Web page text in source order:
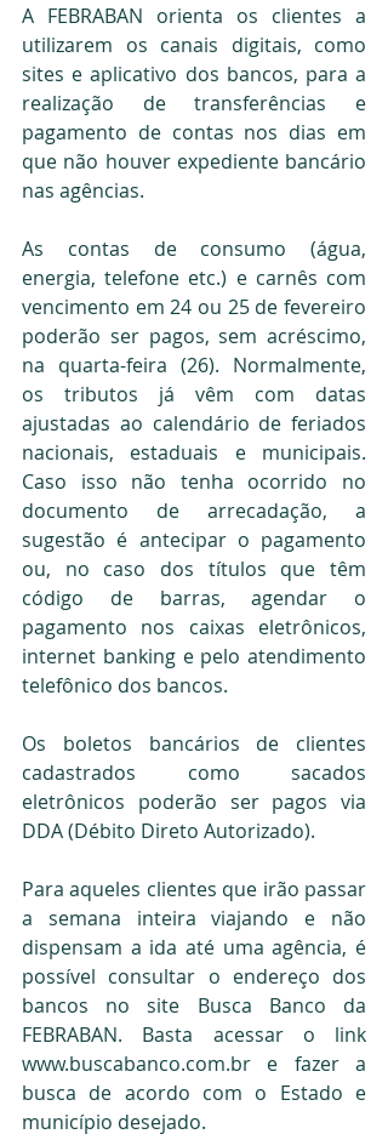
A FEBRABAN orienta os clientes a
utilizarem os canais digitais, como
sites e aplicativo dos bancos, para a
realização de transferências e
pagamento de contas nos dias em
que não houver expediente bancário
nas agências.
As contas de consumo (água,
energia, telefone etc.) e carnês com
vencimento em 24 ou 25 de fevereiro
poderão ser pagos, sem acréscimo,
na quarta-feira (26). Normalmente,
os tributos já vêm com datas
ajustadas ao calendário de feriados
nacionais, estaduais e municipais.
Caso isso não tenha ocorrido no
documento de arrecadação, a
sugestão é antecipar o pagamento
ou, no caso dos títulos que têm
código de barras, agendar o
pagamento nos caixas eletrônicos,
internet banking e pelo atendimento
telefônico dos bancos.
Os boletos bancários de clientes
cadastrados como sacados
eletrônicos poderão ser pagos via
DDA (Débito Direto Autorizado).
Para aqueles clientes que irão passar
a semana inteira viajando e não
dispensam a ida até uma agência, é
possível consultar o endereço dos
bancos no site Busca Banco da
FEBRABAN. Basta acessar o link
www.buscabanco.com.br e fazer a
busca de acordo com o Estado e
município desejado.